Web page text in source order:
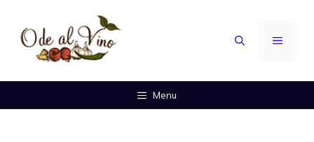
contenuto
MENU
Menu